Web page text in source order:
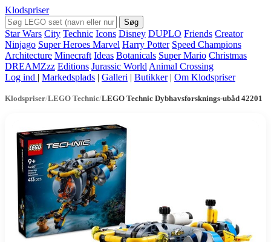
Klodspriser
Søg
Star Wars City Technic Icons Disney DUPLO Friends Creator
Ninjago Super Heroes Marvel Harry Potter Speed Champions
Architecture Minecraft Ideas Botanicals Super Mario Christmas
DREAMZzz Editions Jurassic World Animal Crossing
Log ind | Markedsplads | Galleri | Butikker | Om Klodspriser
Klodspriser/LEGO Technic/LEGO Technic Dybhavsforsknings-ubåd 42201